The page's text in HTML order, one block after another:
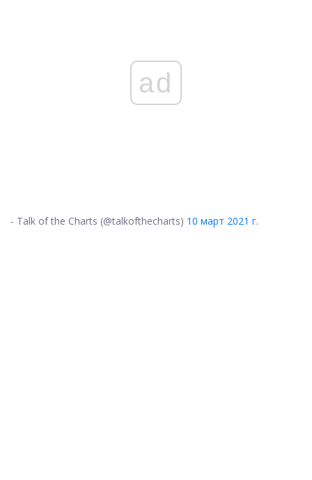
ad
- Talk of the Charts (@talkofthecharts) 10 март 2021 г.